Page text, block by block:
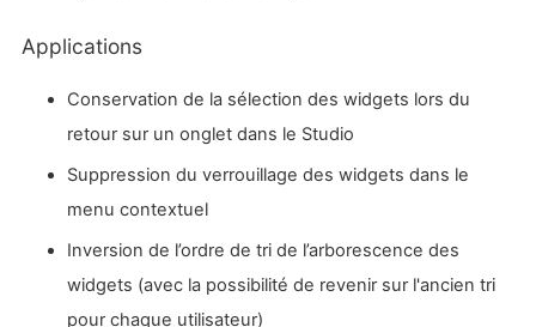
Applications
Conservation de la sélection des widgets lors du
retour sur un onglet dans le Studio
Suppression du verrouillage des widgets dans le
menu contextuel
Inversion de l’ordre de tri de l’arborescence des
widgets (avec la possibilité de revenir sur l'ancien tri
pour chaque utilisateur)